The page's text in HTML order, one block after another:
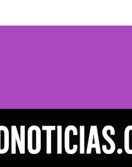
en Península Valdés